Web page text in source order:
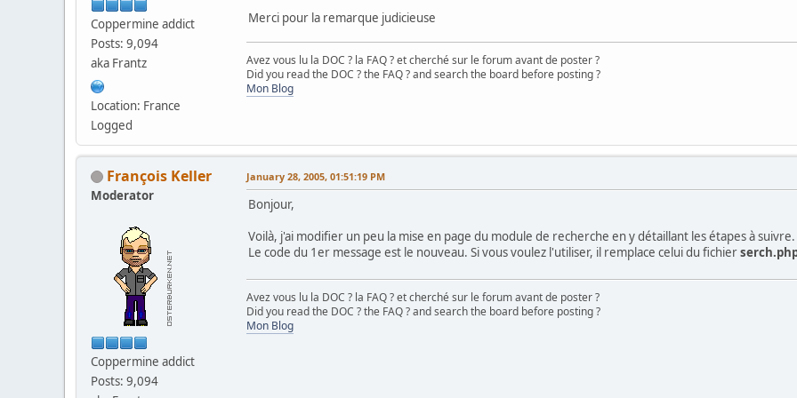
// Find unique keywords
while (list( $result
$array
if (!in_array($word,$keywords_array))$keywords_array[] =$word;
}
starttable
?>
<?php
sort($keywords_array);
$count =count ( $keywords_array);
//echo "<br>";
echo"<center>
Coppermine addict
Posts: 9,094
aka Frantz
Location: France
Logged
Merci pour la remarque judicieuse
Avez vous lu la DOC ? la FAQ ? et cherché sur le forum avant de poster ?
Did you read the DOC ? the FAQ ? and search the board before posting ?
Mon Blog
François Keller
Moderator
Coppermine addict
Posts: 9,094
January 28, 2005, 01:51:19 PM
Bonjour,
Voilà, j'ai modifier un peu la mise en page du module de recherche en y détaillant les étapes à suivre.
Le code du 1er message est le nouveau. Si vous voulez l'utiliser, il remplace celui du fichier
Avez vous lu la DOC ? la FAQ ? et cherché sur le forum avant de poster ?
Did you read the DOC ? the FAQ ? and search the board before posting ?
Mon Blog